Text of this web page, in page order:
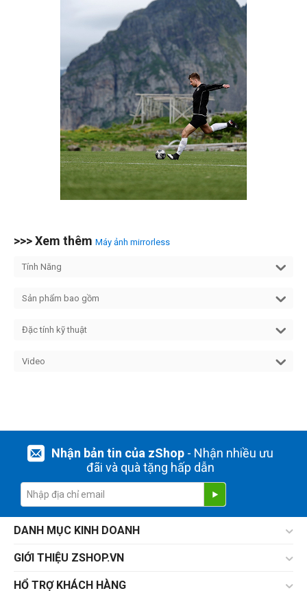
>>> Xem thêm Máy ảnh mirrorless
Tính Năng
Sản phẩm bao gồm
Đặc tính kỹ thuật
Video
Nhận bản tin của zShop- Nhận nhiều ưu
đãi và quà tặng hấp dẫn
DANH MỤC KINH DOANH
GIỚI THIỆU ZSHOP.VN
HỔ TRỢ KHÁCH HÀNG